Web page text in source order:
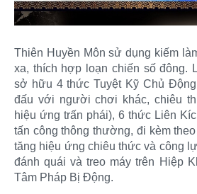
Thiên Huyền Môn sử dụng kiếm
xa, thích hợp loạn chiến số đông.
sở hữu 4 thức Tuyệt Kỹ Chủ
đấu với người chơi khác, chiêu
hiệu ứng trấn phái), 6 thức Liên
tấn công thông thường, đi kèm
tăng hiệu ứng chiêu thức và công
đánh quái và treo máy trên Hiệp
Tâm Pháp Bị Động.